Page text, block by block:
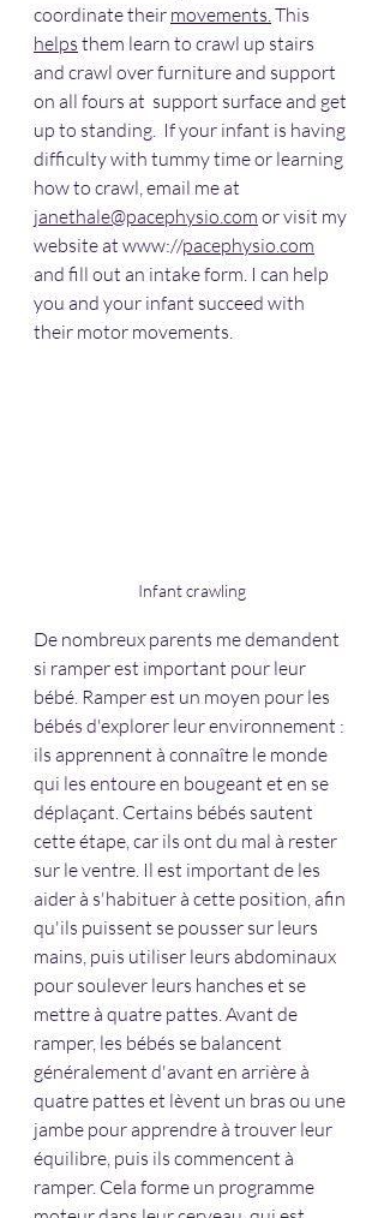
coordinate their movements. This
helps them learn to crawl up stairs
and crawl over furniture and support
on all fours at  support surface and get
up to standing.  If your infant is having
difficulty with tummy time or learning
how to crawl, email me at
janethale@pacephysio.com or visit my
website at www://pacephysio.com
and fill out an intake form. I can help
you and your infant succeed with
their motor movements.
Infant crawling
De nombreux parents me demandent
si ramper est important pour leur
bébé. Ramper est un moyen pour les
bébés d'explorer leur environnement :
ils apprennent à connaître le monde
qui les entoure en bougeant et en se
déplaçant. Certains bébés sautent
cette étape, car ils ont du mal à rester
sur le ventre. Il est important de les
aider à s'habituer à cette position, afin
qu'ils puissent se pousser sur leurs
mains, puis utiliser leurs abdominaux
pour soulever leurs hanches et se
mettre à quatre pattes. Avant de
ramper, les bébés se balancent
généralement d'avant en arrière à
quatre pattes et lèvent un bras ou une
jambe pour apprendre à trouver leur
équilibre, puis ils commencent à
ramper. Cela forme un programme